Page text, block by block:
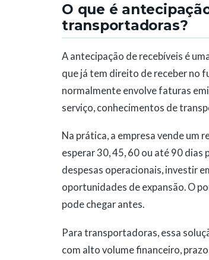
O que é
transportadoras?
A antecipação de recebíveis é
que já tem direito de receber no
normalmente envolve faturas
serviço, conhecimentos de
Na prática, a empresa vende um
esperar 30, 45, 60 ou até 90 dias
despesas operacionais, investir
oportunidades de expansão. O
pode chegar antes.
Para transportadoras, essa
com alto volume financeiro,